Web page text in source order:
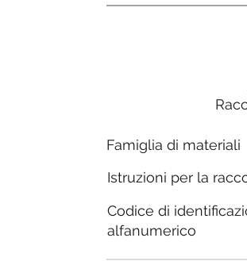
Famiglia di materiali
Istruzioni per la
Codice di
alfanumerico